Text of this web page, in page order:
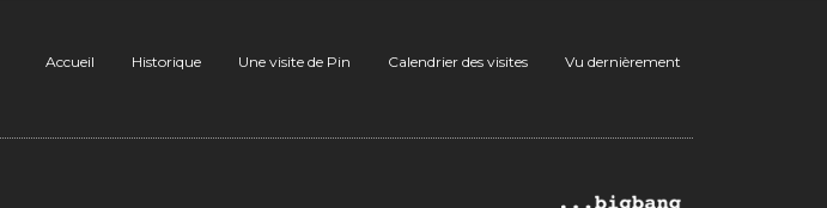
Accueil Historique Une visite de Pin Calendrier des visites Vu dernièrement